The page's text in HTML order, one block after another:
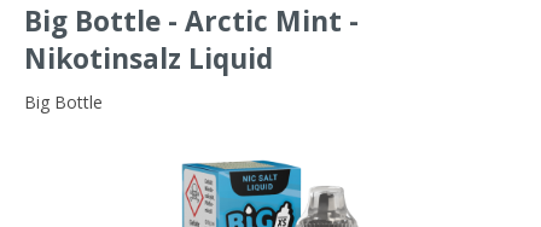
Big Bottle - Arctic Mint -
Nikotinsalz Liquid
Big Bottle